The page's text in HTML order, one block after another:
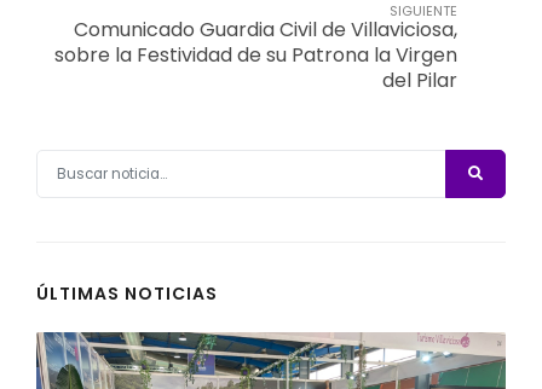
SIGUIENTE
Comunicado Guardia Civil de Villaviciosa,
sobre la Festividad de su Patrona la Virgen
del Pilar
ÚLTIMAS NOTICIAS